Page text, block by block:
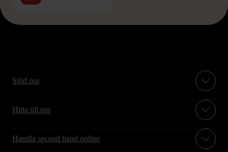
Stöd oss
Hitta till oss
Handla second hand online